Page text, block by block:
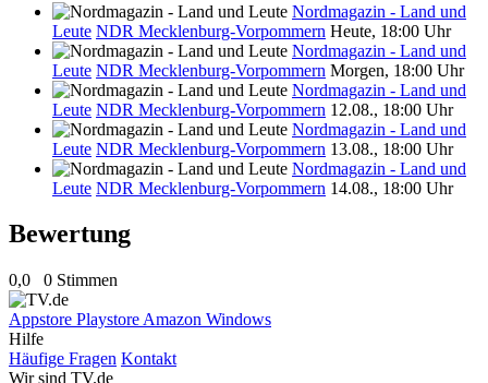
Nordmagazin - Land und
Leute NDR Mecklenburg-Vorpommern Heute, 18:00 Uhr
Nordmagazin - Land und
Leute NDR Mecklenburg-Vorpommern Morgen, 18:00 Uhr
Nordmagazin - Land und
Leute NDR Mecklenburg-Vorpommern 12.08., 18:00 Uhr
Nordmagazin - Land und
Leute NDR Mecklenburg-Vorpommern 13.08., 18:00 Uhr
Nordmagazin - Land und
Leute NDR Mecklenburg-Vorpommern 14.08., 18:00 Uhr
Bewertung
0,0 0 Stimmen
Appstore Playstore Amazon Windows
Hilfe
Häufige Fragen Kontakt
Wir sind TV.de